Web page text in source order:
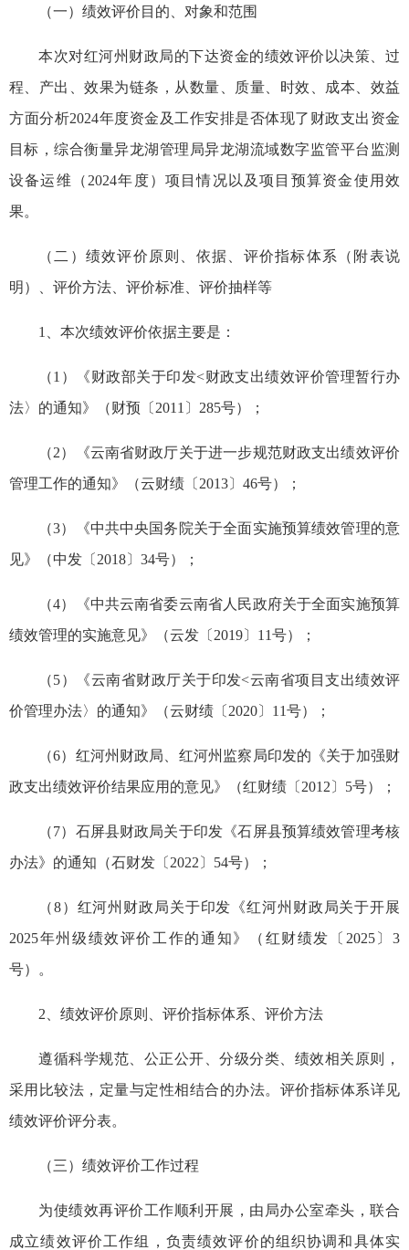
（一）绩效评价目的、对象和范围
本次对红河州财政局的下达资金的绩效评价以决策、过
程、产出、效果为链条，从数量、质量、时效、成本、效益
方面分析2024年度资金及工作安排是否体现了财政支出资金
目标，综合衡量异龙湖管理局异龙湖流域数字监管平台监测
设备运维（2024年度）项目情况以及项目预算资金使用效
果。
（二）绩效评价原则、依据、评价指标体系（附表说
明）、评价方法、评价标准、评价抽样等
1、本次绩效评价依据主要是：
（1）《财政部关于印发<财政支出绩效评价管理暂行办
法〉的通知》（财预〔2011〕285号）；
（2）《云南省财政厅关于进一步规范财政支出绩效评价
管理工作的通知》（云财绩〔2013〕46号）；
（3）《中共中央国务院关于全面实施预算绩效管理的意
见》（中发〔2018〕34号）；
（4）《中共云南省委云南省人民政府关于全面实施预算
绩效管理的实施意见》（云发〔2019〕11号）；
（5）《云南省财政厅关于印发<云南省项目支出绩效评
价管理办法〉的通知》（云财绩〔2020〕11号）；
（6）红河州财政局、红河州监察局印发的《关于加强财
政支出绩效评价结果应用的意见》（红财绩〔2012〕5号）；
（7）石屏县财政局关于印发《石屏县预算绩效管理考核
办法》的通知（石财发〔2022〕54号）；
（8）红河州财政局关于印发《红河州财政局关于开展
2025年州级绩效评价工作的通知》（红财绩发〔2025〕3
号）。
2、绩效评价原则、评价指标体系、评价方法
遵循科学规范、公正公开、分级分类、绩效相关原则，
采用比较法，定量与定性相结合的办法。评价指标体系详见
绩效评价评分表。
（三）绩效评价工作过程
为使绩效再评价工作顺利开展，由局办公室牵头，联合
成立绩效评价工作组，负责绩效评价的组织协调和具体实